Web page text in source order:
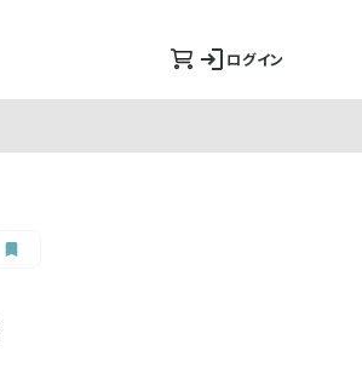
ログイン